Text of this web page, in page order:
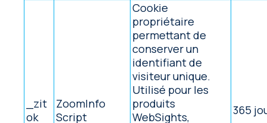
_zit
ok
ZoomInfo
Script
Cookie
propriétaire
permettant de
conserver un
identifiant de
visiteur unique.
Utilisé pour les
produits
WebSights,
365